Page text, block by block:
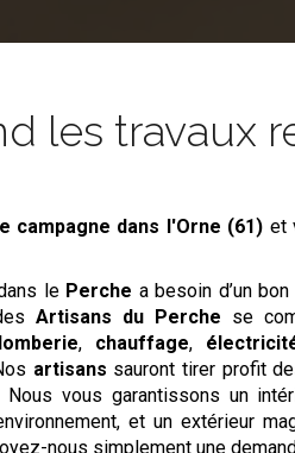
les travaux
campagne dans l'Orne (61) et
le Perche a besoin d’un
Artisans du Perche se
, chauffage,
artisans sauront tirer profit
vous garantissons un
et un extérieur
nous simplement une